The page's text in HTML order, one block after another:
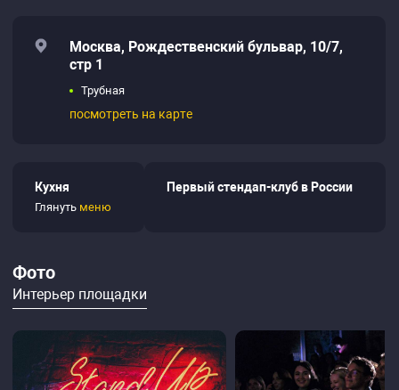
Москва, Рождественский бульвар, 10/7,
стр 1
Трубная
посмотреть на карте
Кухня
Глянуть меню
Первый стендап-клуб в России
Фото
Интерьер площадки